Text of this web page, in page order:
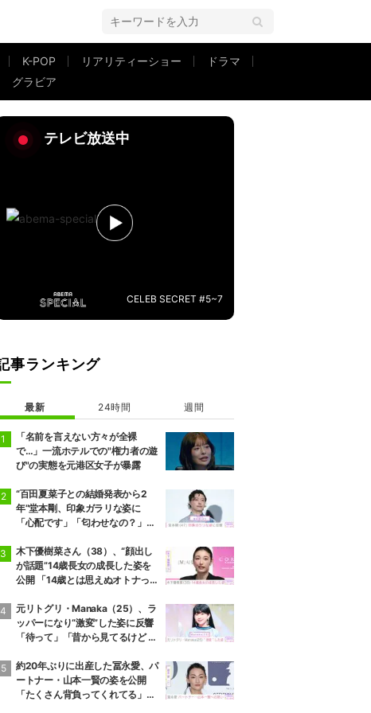
K-POP リアリティーショー
ドラマ
グラビア
1日1食」メニューと激しい運動法を公開
テレビ放送中
CELEB SECRET #5~7
事ランキング
最新 24時間 週間
「名前を言えない方々が全裸
で…」一流ホテルでの"権力者の遊
び"の実態を元港区女子が暴露
“百田夏菜子との結婚発表から2
年”堂本剛、印象ガラリな姿に
「心配です」「匂わせなの？」な
木下優樹菜さん（38）、“顔出し
が話題”14歳長女の成長した姿を
公開 「14歳とは思えぬオトナっぽ
ぎる」など反響
元リトグリ・Manaka（25）、ラ
ッパーになり“激変”した姿に反響
「待って」「昔から見てるけど 最
約20年ぶりに出産した冨永愛、パ
ートナー・山本一賢の姿を公開
「たくさん背負ってくれてる」感